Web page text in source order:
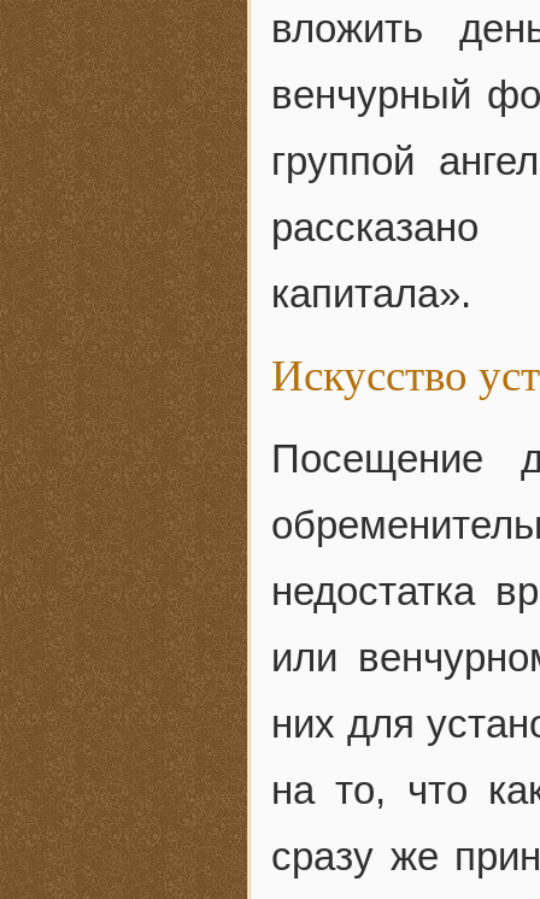
вложить
венчурный
группой
капитала».
Искусство
Посещение
недостатка
или
них для
на то, что
сразу же